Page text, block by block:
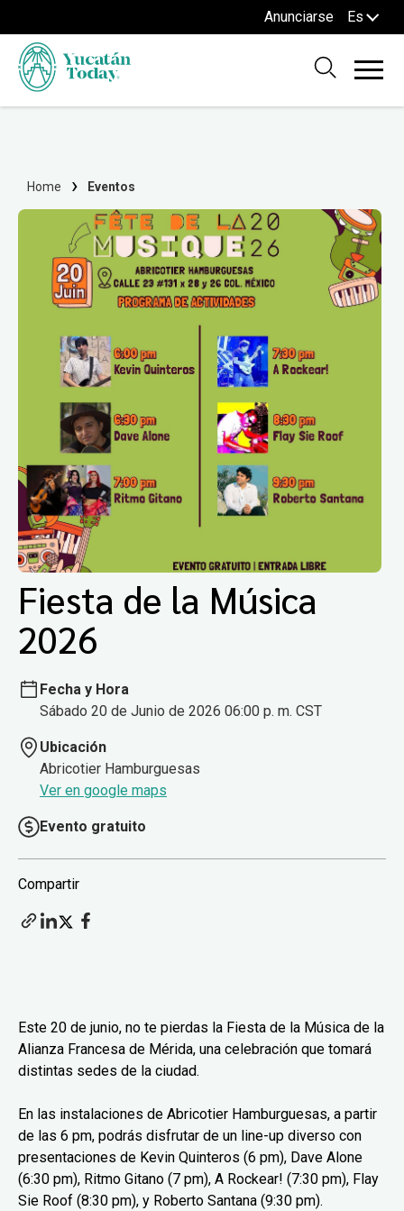
Anunciarse Es
Home Eventos
Fiesta de la Música
2026
Fecha y Hora
Sábado 20 de Junio de 2026 06:00 p. m. CST
Ubicación
Abricotier Hamburguesas
Ver en google maps
Evento gratuito
Compartir
Este 20 de junio, no te pierdas la Fiesta de la Música de la
Alianza Francesa de Mérida, una celebración que tomará
distintas sedes de la ciudad.
En las instalaciones de Abricotier Hamburguesas, a partir
de las 6 pm, podrás disfrutar de un line-up diverso con
presentaciones de Kevin Quinteros (6 pm), Dave Alone
(6:30 pm), Ritmo Gitano (7 pm), A Rockear! (7:30 pm), Flay
Sie Roof (8:30 pm), y Roberto Santana (9:30 pm).